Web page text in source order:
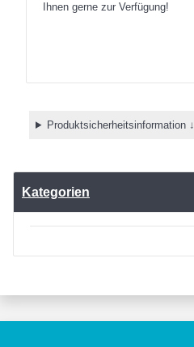
Ihnen gerne zur Verfügung!
Produktsicherheitsinformation ↓
Kategorien